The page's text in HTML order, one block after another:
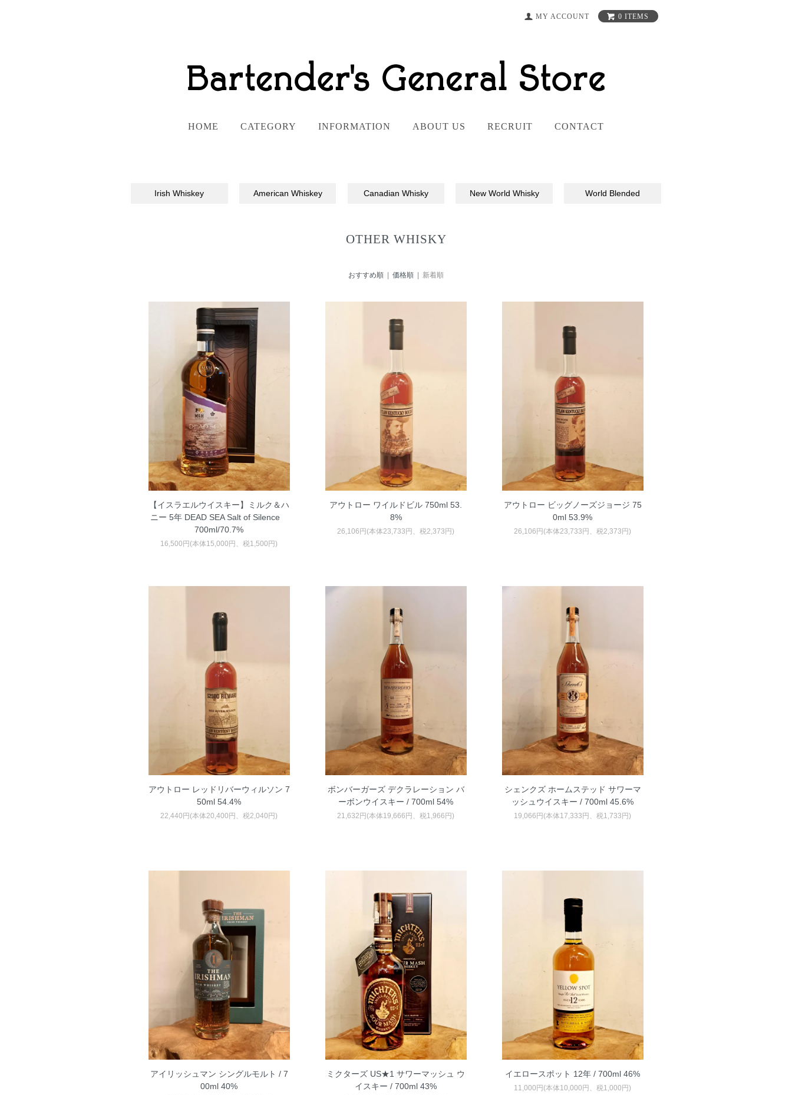
MY ACCOUNT 0 ITEMS
HOME CATEGORY INFORMATION ABOUT US RECRUIT CONTACT
Irish Whiskey American Whiskey Canadian Whisky New World Whisky World Blended
OTHER WHISKY
おすすめ順 価格順 | 新着順
【イスラエルウイスキー】ミルク＆ハ
ニー 5年 DEAD SEA Salt of Silence
700ml/70.7%
16,500円(本体15,000円、税1,500円)
アウトロー ワイルドビル 750ml 53.
8%
26,106円(本体23,733円、税2,373円)
アウトロー ビッグノーズジョージ 75
0ml 53.9%
26,106円(本体23,733円、税2,373円)
アウトロー レッドリバーウィルソン 7
50ml 54.4%
22,440円(本体20,400円、税2,040円)
ボンバーガーズ デクラレーション バ
ーボンウイスキー / 700ml 54%
21,632円(本体19,666円、税1,966円)
シェンクズ ホームステッド サワーマ
ッシュウイスキー / 700ml 45.6%
19,066円(本体17,333円、税1,733円)
アイリッシュマン シングルモルト / 7
00ml 40%
ミクターズ US★1 サワーマッシュ ウ
イスキー / 700ml 43%
イエロースポット 12年 / 700ml 46%
11,000円(本体10,000円、税1,000円)